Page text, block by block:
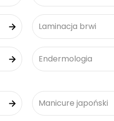
Laminacja brwi
Endermologia
Manicure japoński